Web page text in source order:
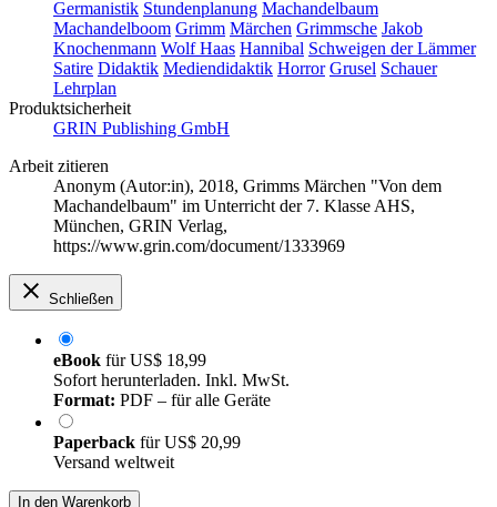
Germanistik Stundenplanung Machandelbaum
Machandelboom Grimm Märchen Grimmsche Jakob
Knochenmann Wolf Haas Hannibal Schweigen der Lämmer
Satire Didaktik Mediendidaktik Horror Grusel Schauer
Lehrplan
Produktsicherheit
GRIN Publishing GmbH
Arbeit zitieren
Anonym (Autor:in), 2018, Grimms Märchen "Von dem
Machandelbaum" im Unterricht der 7. Klasse AHS,
München, GRIN Verlag,
https://www.grin.com/document/1333969
Schließen
eBook fürUS$ 18,99
Sofort herunterladen. Inkl. MwSt.
Format: PDF – für alle Geräte
Paperback fürUS$ 20,99
Versand weltweit
In den Warenkorb